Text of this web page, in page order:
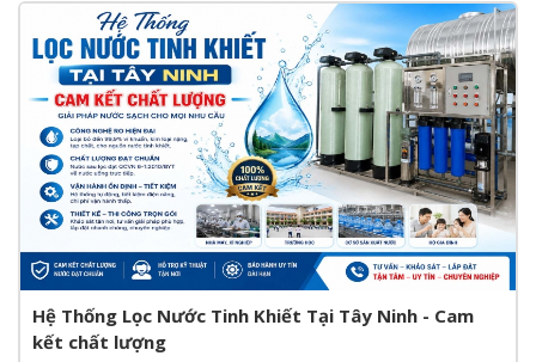
Hệ Thống Lọc Nước Tinh Khiết Tại Tây Ninh - Cam
kết chất lượng